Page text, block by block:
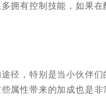
拥有控制技能，如果
径，特别是当小伙伴
属性带来的加成也是